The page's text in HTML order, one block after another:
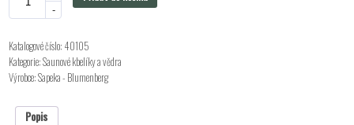
-
Katalogové číslo: 40105
Kategorie:Saunové kbelíky a vědra
Výrobce:Sapeka - Blumenberg
Popis